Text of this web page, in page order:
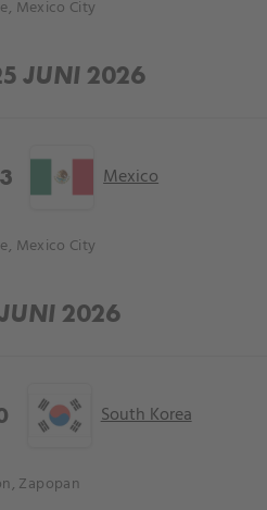
Mexico City
JUNI 2026
Mexico
Mexico City
2026
South Korea
Zapopan